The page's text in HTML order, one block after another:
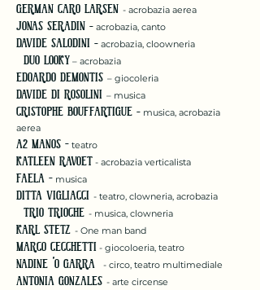
GERMAN CARO LARSEN - acrobazia aerea
JONAS SERADIN - acrobazia, canto
DAVIDE SALODINI - acrobazia, cloowneria
DUO LOOKY – acrobazia
EDOARDO DEMONTIS – giocoleria
DAVIDE DI ROSOLINI – musica
CRISTOPHE BOUFFARTIGUE - musica, acrobazia
aerea
A2 MANOS – teatro
KATLEEN RAVOET - acrobazia verticalista
FAELA – musica
DITTA VIGLIACCI - teatro, clowneria, acrobazia
TRIO TRIOCHE - musica, clowneria
KARL STETZ - One man band
MARCO CECCHETTI - giocoloeria, teatro
NADINE 'O GARRA - circo, teatro multimediale
ANTONIA GONZALES - arte circense